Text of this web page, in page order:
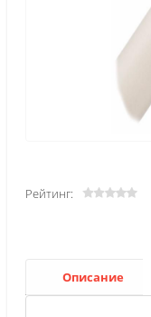
Рейтинг:
Описание